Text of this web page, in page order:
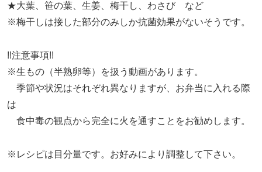
★大葉、笹の葉、生姜、梅干し、わさび など
※梅干しは接した部分のみしか抗菌効果がないそうです。
!!注意事項!!
※生もの（半熟卵等）を扱う動画があります。
季節や状況はそれぞれ異なりますが、お弁当に入れる際
は
食中毒の観点から完全に火を通すことをお勧めします。
※レシピは目分量です。お好みにより調整して下さい。